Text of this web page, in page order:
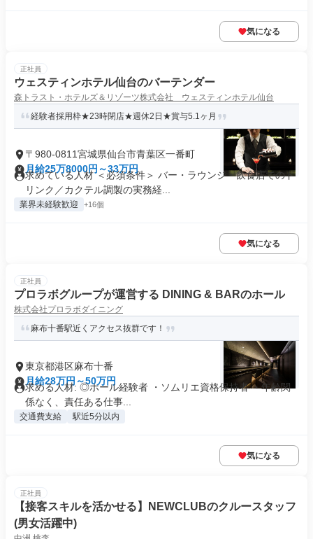
気になる
正社員
ウェスティンホテル仙台のバーテンダー
森トラスト・ホテルズ＆リゾーツ株式会社 ウェスティンホテル仙台
経験者採用枠★23時閉店★週休2日★賞与5.1ヶ月
〒980-0811宮城県仙台市青葉区一番町
月給25万8000円～33万円
求めている人材 ＜必須条件＞ バー・ラウンジ・飲食店でのド
リンク／カクテル調製の実務経...
業界未経験歓迎 +16個
気になる
正社員
プロラボグループが運営する DINING & BARのホール
株式会社プロラボダイニング
麻布十番駅近くアクセス抜群です！
東京都港区麻布十番
月給28万円～50万円
求める人材: ◎ホール経験者 ・ソムリエ資格保持者 ・年齢関
係なく、責任ある仕事...
交通費支給 駅近5分以内
気になる
正社員
【接客スキルを活かせる】NEWCLUBのクルースタッフ
(男女活躍中)